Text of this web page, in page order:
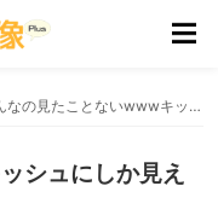
こんなの見たことないwwwキッシュにしか見えないピザwww
シュにしか見え